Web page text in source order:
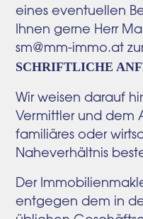
eines eventuellen
Ihnen gerne Herr
sm@mm-immo.at
SCHRIFTLICHE
Wir weisen darauf
Vermittler und dem
familiäres oder
Naheverhältnis
Der
entgegen dem in